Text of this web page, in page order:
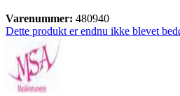
Varenummer: 480940
Dette produkt er endnu ikke blevet